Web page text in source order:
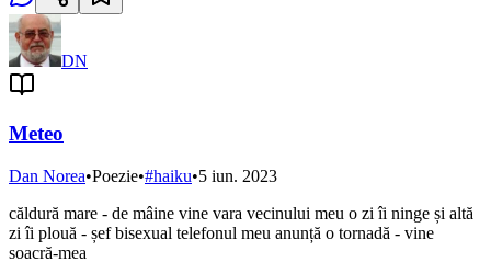
DN
Meteo
Dan Norea•Poezie•#haiku•5 iun. 2023
căldură mare - de mâine vine vara vecinului meu o zi îi ninge și altă
zi îi plouă - șef bisexual telefonul meu anunță o tornadă - vine
soacră-mea